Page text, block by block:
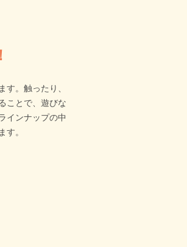
。触ったり、
ことで、遊びな
インナップの中
す。